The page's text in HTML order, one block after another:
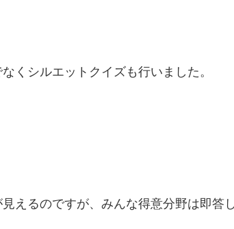
くシルエットクイズも行いました。
えるのですが、みんな得意分野は即答